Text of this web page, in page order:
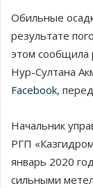
Обильные
результате
этом сообщила
Нур-Султана
Facebook,
Начальник
РГП
январь 2020
сильными